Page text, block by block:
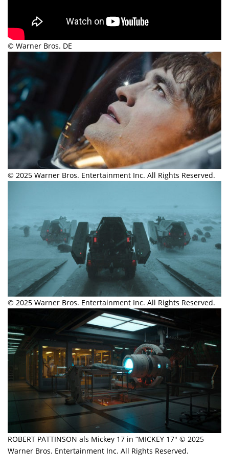
© Warner Bros. DE
© 2025 Warner Bros. Entertainment Inc. All Rights Reserved.
© 2025 Warner Bros. Entertainment Inc. All Rights Reserved.
ROBERT PATTINSON als Mickey 17 in “MICKEY 17″ © 2025
Warner Bros. Entertainment Inc. All Rights Reserved.